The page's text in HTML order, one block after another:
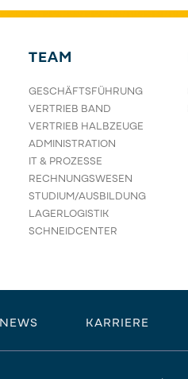
+49 7231 44434-45
TEAM
GESCHÄFTSFÜHRUNG
VERTRIEB BAND
VERTRIEB HALBZEUGE
ADMINISTRATION
IT & PROZESSE
RECHNUNGSWESEN
STUDIUM/AUSBILDUNG
LAGERLOGISTIK
SCHNEIDCENTER
NEWS KARRIERE